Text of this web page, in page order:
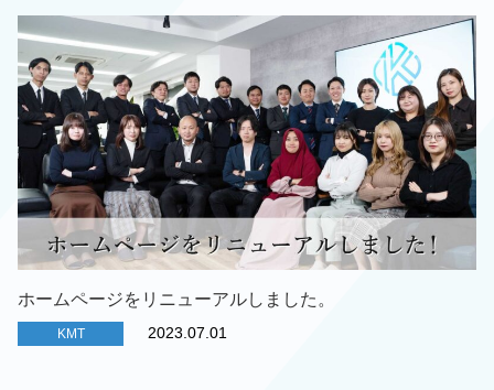
ホームページをリニューアルしました。
KMT 2023.07.01